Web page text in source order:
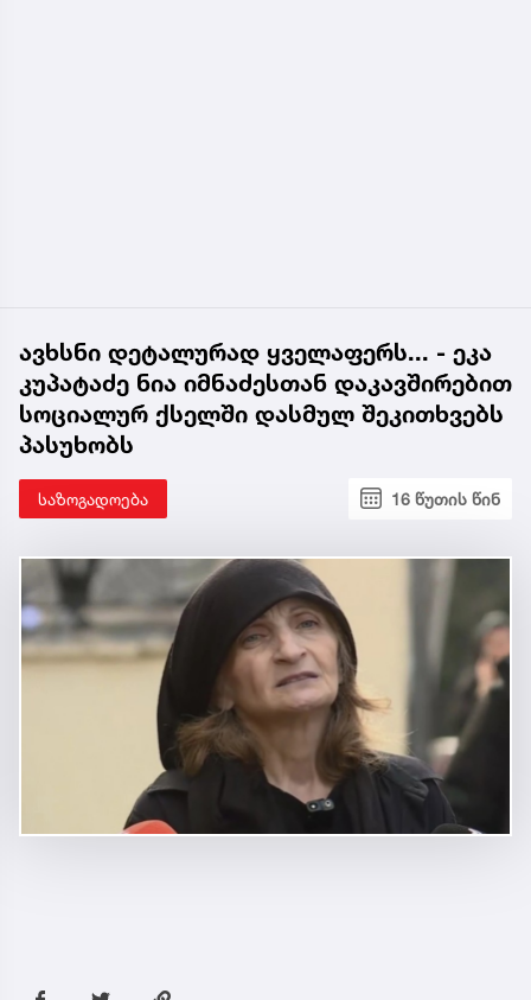
ავხსნი დეტალურად ყველაფერს... - ეკა
კუპატაძე ნია იმნაძესთან დაკავშირებით
სოციალურ ქსელში დასმულ შეკითხვებს
პასუხობს
საზოგადოება 16 წუთის წინ